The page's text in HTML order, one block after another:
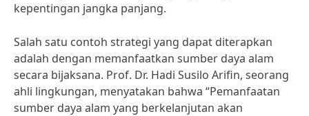
kepentingan jangka panjang.
Salah satu contoh strategi yang dapat diterapkan
adalah dengan memanfaatkan sumber daya alam
secara bijaksana. Prof. Dr. Hadi Susilo Arifin, seorang
ahli lingkungan, menyatakan bahwa “Pemanfaatan
sumber daya alam yang berkelanjutan akan